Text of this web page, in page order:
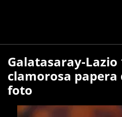
Galatasaray-Lazio
clamorosa papera
foto